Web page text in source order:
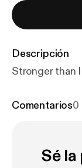
Descripción
Stronger than I
Comentarios0
Sé